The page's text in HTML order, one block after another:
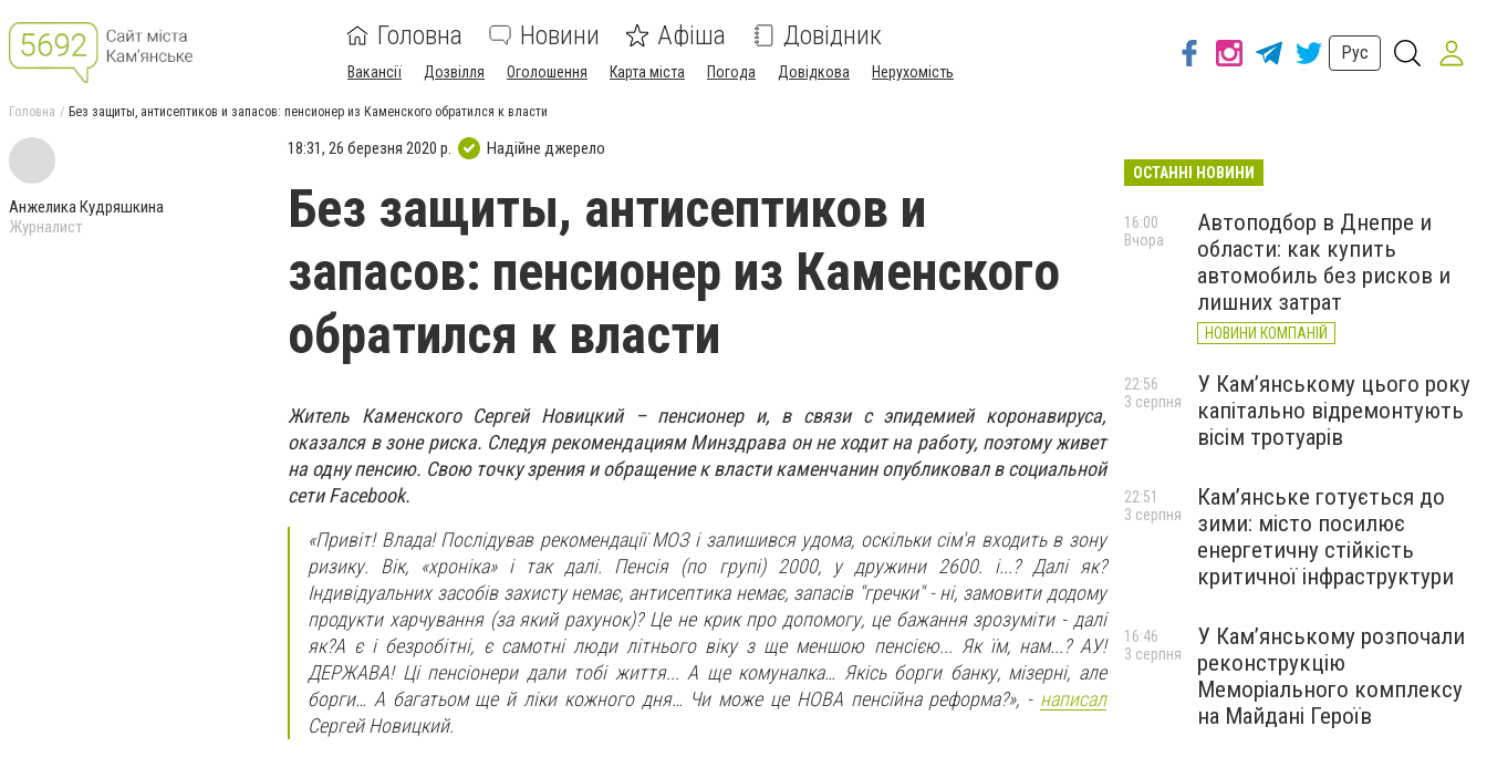
Головна Новини Афіша Довідник
Вакансії Дозвілля Оголошення Карта міста Погода Довідкова Нерухомість
Рус
Головна Без защиты, антисептиков и запасов: пенсионер из Каменского обратился к власти
Анжелика Кудряшкина
Журналист
18:31, 26 березня 2020 р. Надійне джерело
Без защиты, антисептиков и
запасов: пенсионер из Каменского
обратился к власти
Житель Каменского Сергей Новицкий – пенсионер и, в связи с эпидемией коронавируса,
оказался в зоне риска. Следуя рекомендациям Минздрава он не ходит на работу, поэтому живет
на одну пенсию. Свою точку зрения и обращение к власти каменчанин опубликовал в социальной
сети Facebook.
«Привіт! Влада! Послідував рекомендації МОЗ і залишився удома, оскільки сім'я входить в зону
ризику. Вік, «хроніка» і так далі. Пенсія (по групі) 2000, у дружини 2600. і...? Далі як?
Індивідуальних засобів захисту немає, антисептика немає, запасів "гречки" - ні, замовити додому
продукти харчування (за який рахунок)? Це не крик про допомогу, це бажання зрозуміти - далі
як?А є і безробітні, є самотні люди літнього віку з ще меншою пенсією... Як їм, нам...? АУ!
ДЕРЖАВА! Ці пенсіонери дали тобі життя... А ще комуналка… Якісь борги банку, мізерні, але
борги… А багатьом ще й ліки кожного дня… Чи може це НОВА пенсійна реформа?», - написал
Сергей Новицкий.
ОСТАННІ НОВИНИ
Автоподбор в Днепре и
области: как купить
автомобиль без рисков и
лишних затрат
НОВИНИ КОМПАНІЙ
16:00
Вчора
У Кам’янському цього року
капітально відремонтують
вісім тротуарів
22:56
3 серпня
Кам’янське готується до
зими: місто посилює
енергетичну стійкість
критичної інфраструктури
22:51
3 серпня
У Кам’янському розпочали
реконструкцію
Меморіального комплексу
на Майдані Героїв
16:46
3 серпня